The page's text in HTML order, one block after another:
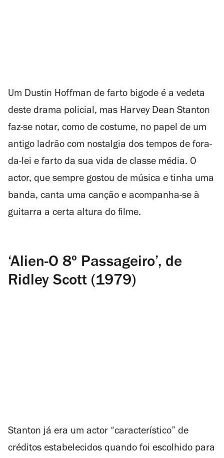
Um Dustin Hoffman de farto bigode é a vedeta
deste drama policial, mas Harvey Dean Stanton
faz-se notar, como de costume, no papel de um
antigo ladrão com nostalgia dos tempos de fora-
da-lei e farto da sua vida de classe média. O
actor, que sempre gostou de música e tinha uma
banda, canta uma canção e acompanha-se à
guitarra a certa altura do filme.
‘Alien-O 8º Passageiro’, de
Ridley Scott (1979)
Stanton já era um actor “característico” de
créditos estabelecidos quando foi escolhido para